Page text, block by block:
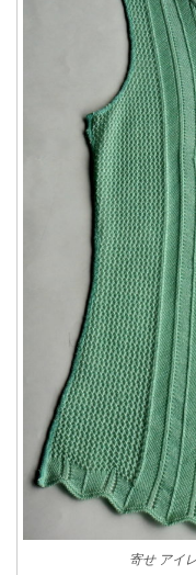
寄せ アイ